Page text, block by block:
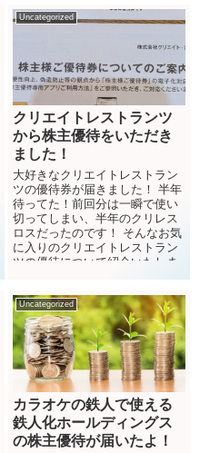
Uncategorized
クリエイトレストランツ
から株主優待をいただき
ました！
大好きなクリエイトレストラン
ツの優待券が届きました！ 半年
待ってた！前回分は一瞬で使い
切ってしまい、半年のクリレス
ロスだったのです！ そんなお気
に入りのクリエイトレストラン
ツの優待について紹介いたしま
Uncategorized
カラオケの鉄人で使える
鉄人化ホールディングス
の株主優待が届いたよ！